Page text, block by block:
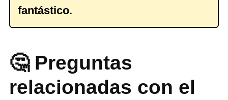
fantástico.
🤔 Preguntas
relacionadas con el